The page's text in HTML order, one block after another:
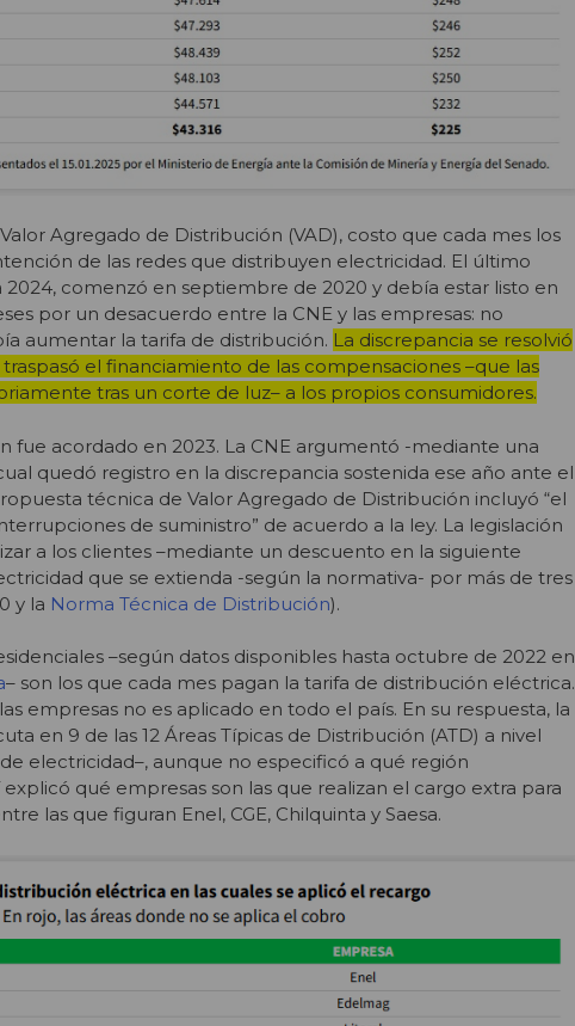
Agregado de Distribución (VAD), costo que cada mes los
de las redes que distribuyen electricidad. El último
comenzó en septiembre de 2020 y debía estar listo en
por un desacuerdo entre la CNE y las empresas: no
aumentar la tarifa de distribución. La discrepancia se resolvió
el financiamiento de las compensaciones –que las
tras un corte de luz– a los propios consumidores.
fue acordado en 2023. La CNE argumentó -mediante una
quedó registro en la discrepancia sostenida ese año ante el
técnica de Valor Agregado de Distribución incluyó “el
de suministro” de acuerdo a la ley. La legislación
a los clientes –mediante un descuento en la siguiente
que se extienda -según la normativa- por más de tres
y la Norma Técnica de Distribución).
–según datos disponibles hasta octubre de 2022 en
– son los que cada mes pagan la tarifa de distribución eléctrica.
empresas no es aplicado en todo el país. En su respuesta, la
en 9 de las 12 Áreas Típicas de Distribución (ATD) a nivel
electricidad–, aunque no especificó a qué región
qué empresas son las que realizan el cargo extra para
las que figuran Enel, CGE, Chilquinta y Saesa.